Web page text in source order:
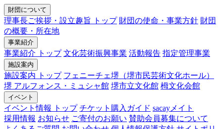
財団について
理事長ご挨拶・設立趣旨 トップ 財団の使命・事業方針 財団
の概要・所在地
事業紹介
事業紹介 トップ 文化芸術振興事業 活動報告 指定管理事業
施設案内
施設案内 トップ フェニーチェ堺（堺市民芸術文化ホール）
堺 アルフォンス・ミュシャ館 堺市立文化館 栂文化会館
イベント
イベント情報 トップ チケット購入ガイド sacayメイト
採用情報 お知らせ ご寄付のお願い 賛助会員募集について